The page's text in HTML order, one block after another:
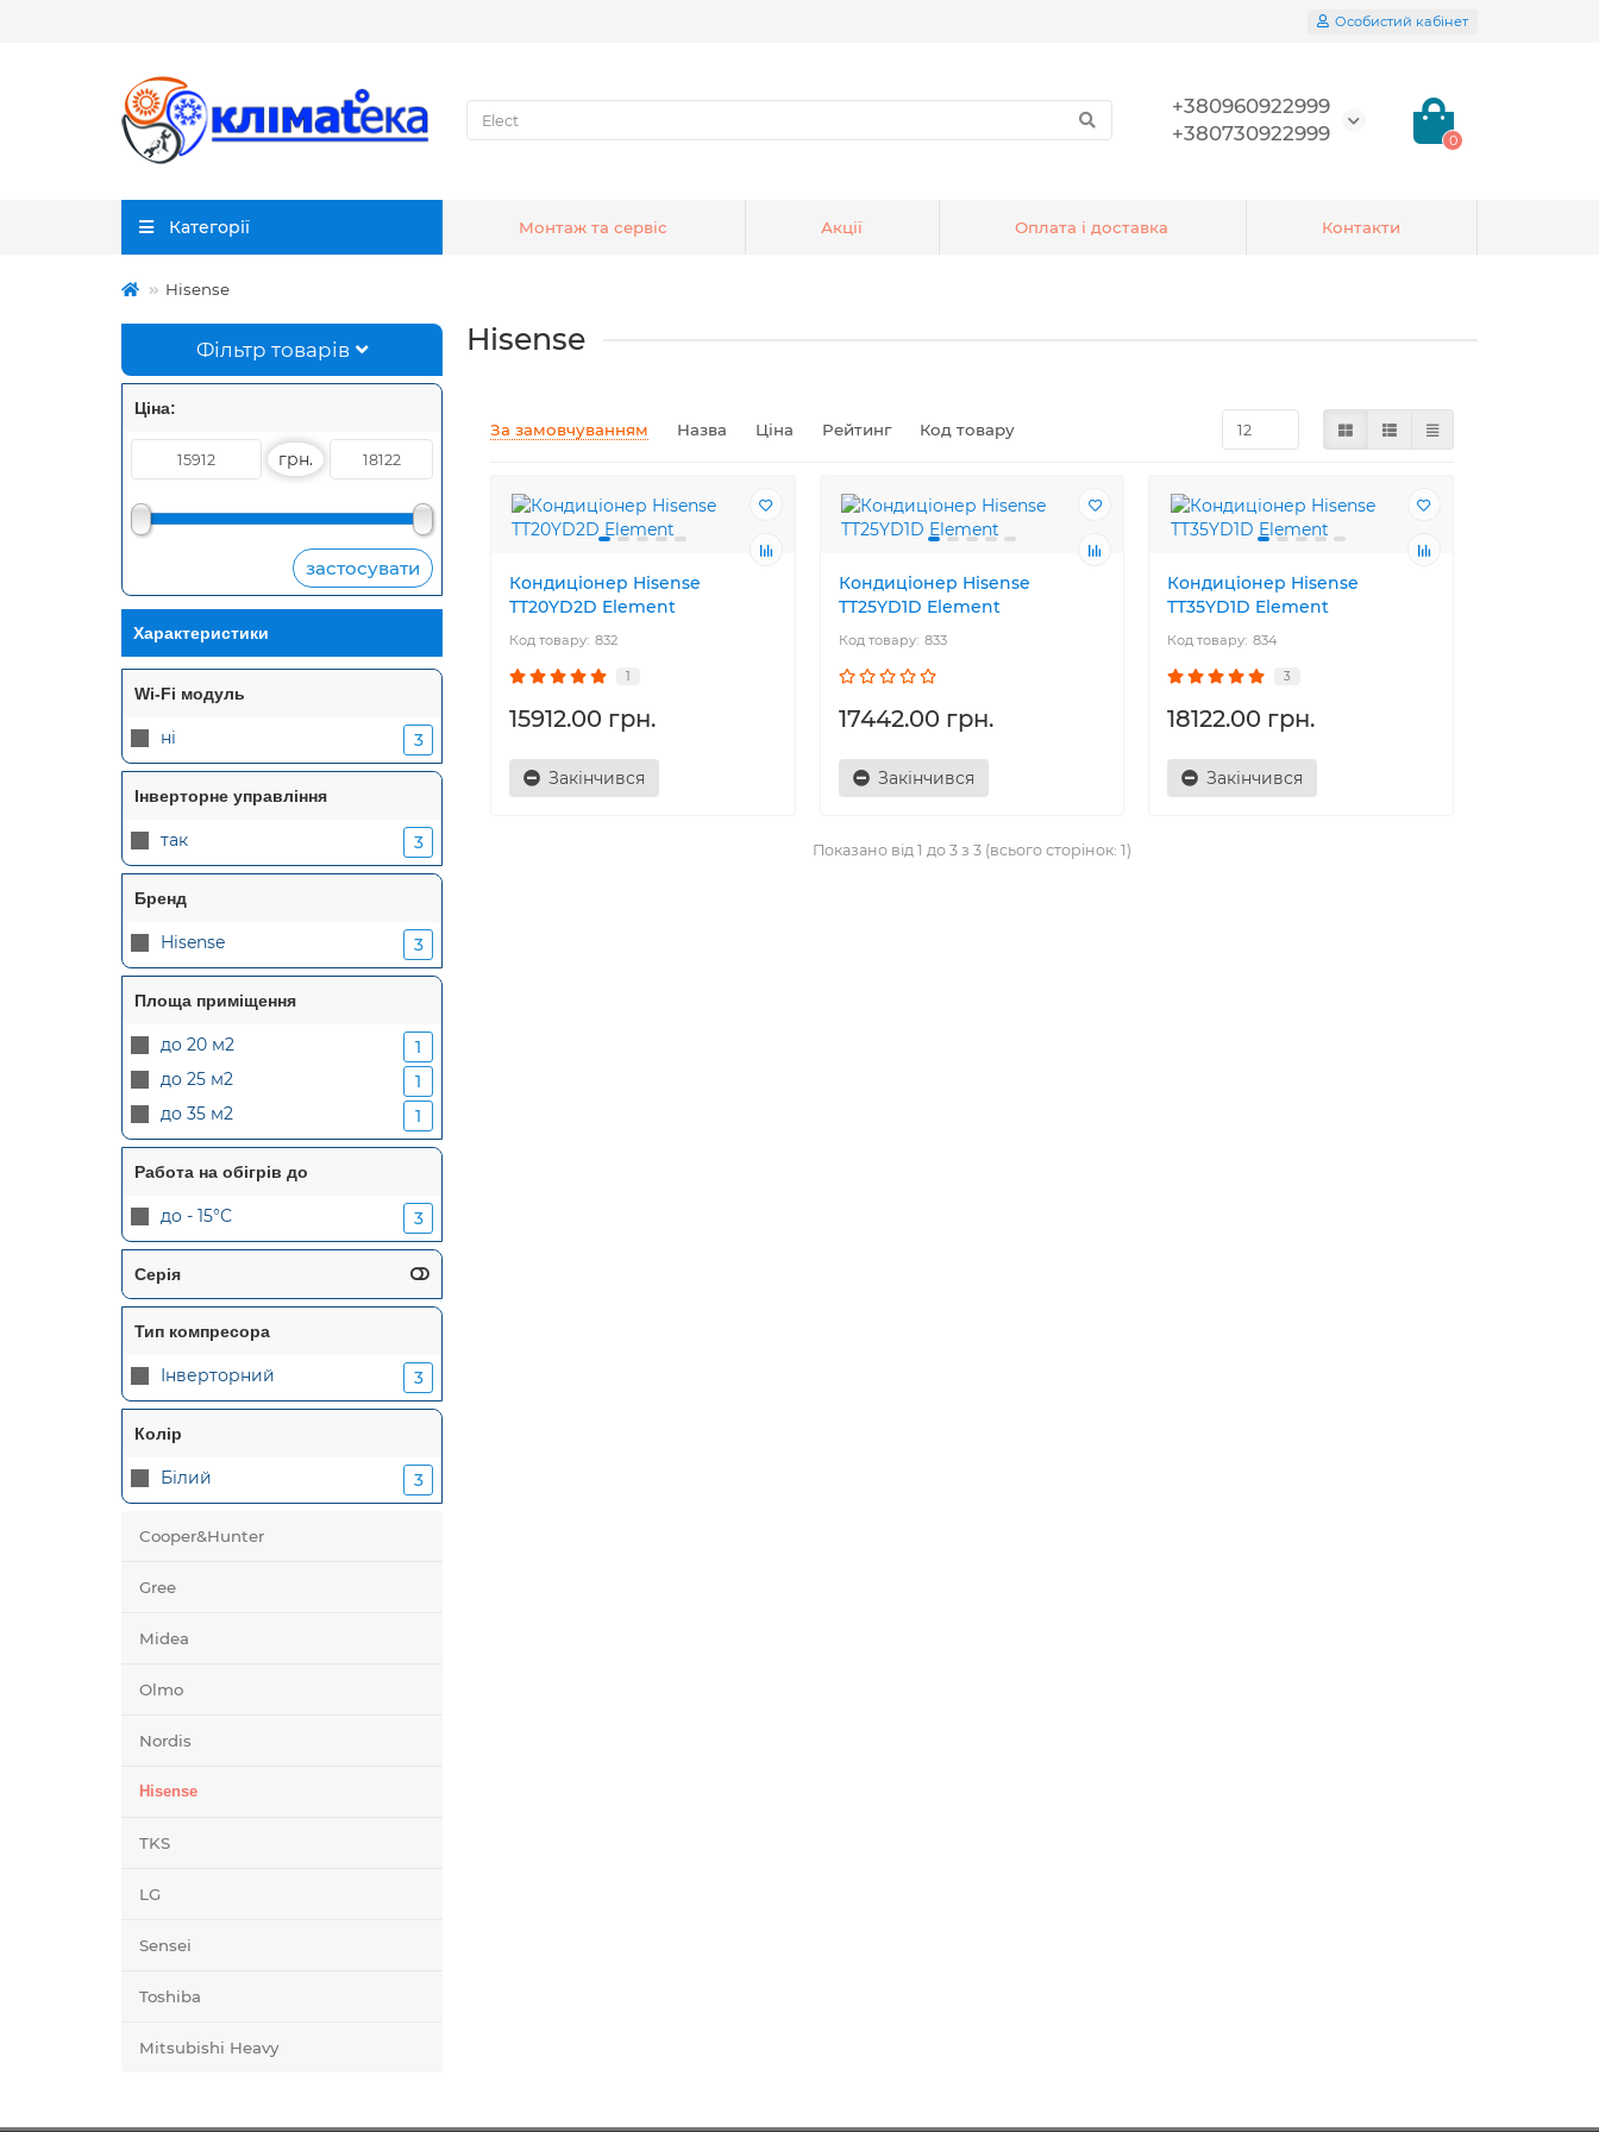
Особистий кабінет
+380960922999
+380730922999
0
Категорії Монтаж та сервіс Акції Оплата і доставка Контакти
Hisense
Фільтр товарів
Ціна:
грн.
застосувати
Характеристики
Wi-Fi модуль
ні 3
Інверторне управління
так 3
Бренд
Hisense 3
Площа приміщення
до 20 м2
1
до 25 м2
1
до 35 м2
1
Работа на обігрів до
до - 15°C 3
Серія
Тип компресора
Інверторний 3
Колір
Білий 3
Cooper&Hunter
Gree
Midea
Olmo
Nordis
Hisense
TKS
LG
Sensei
Toshiba
Mitsubishi Heavy
Hisense
За замовчуванням Назва Ціна Рейтинг Код товару
Кондиціонер Hisense
TT20YD2D Element
832
15912.00 грн.
Закінчився
Кондиціонер Hisense
TT25YD1D Element
833
17442.00 грн.
Закінчився
Кондиціонер Hisense
TT35YD1D Element
834
3
18122.00 грн.
Закінчився
Показано від 1 до 3 з 3 (всього сторінок: 1)